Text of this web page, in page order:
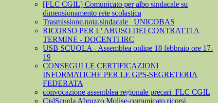
[FLC CGIL] Comunicato per albo sindacale su
dimensionamento rete scolastica
Trasmissione.nota.sindacale _UNICOBAS
RICORSO PER L' ABUSO DEI CONTRATTI A
TERMINE - DOCENTI IRC
USB SCUOLA - Assemblea online 18 febbraio ore 17-
19
CONSEGUI LE CERTIFICAZIONI
INFORMATICHE PER LE GPS-SEGRETERIA
FEDERATA
convocazione assemblea regionale precari_FLC CGIL
CislScuola Abruzzo Molise-comunicato ricorsi